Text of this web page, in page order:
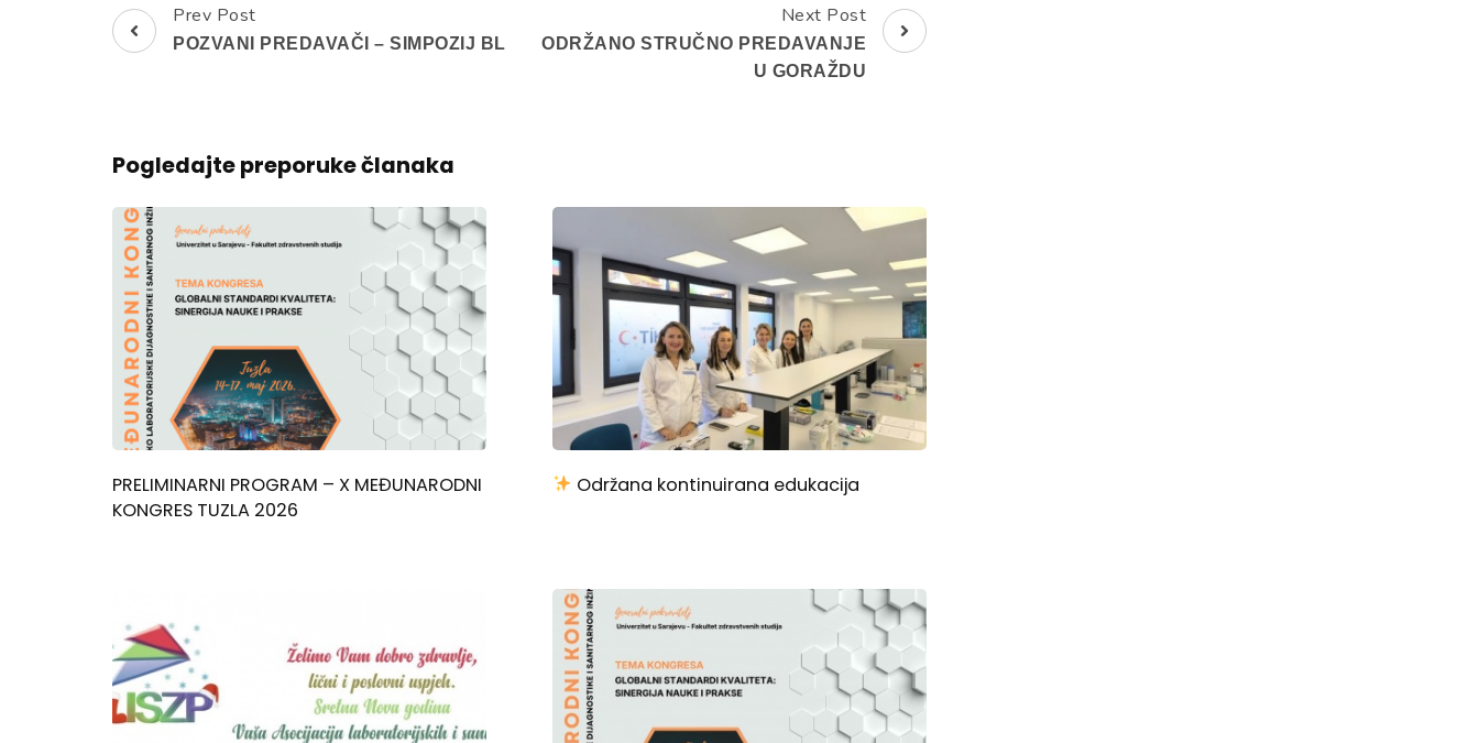
Post
Prev Post
POZVANI PREDAVAČI – SIMPOZIJ BL
Next Post
ODRŽANO STRUČNO PREDAVANJE
U GORAŽDU
Pogledajte preporuke članaka
PRELIMINARNI PROGRAM – X MEĐUNARODNI
KONGRES TUZLA 2026
Održana kontinuirana edukacija